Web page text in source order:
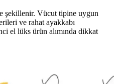
şekillenir. Vücut tipine uygun
ve rahat ayakkabı
el lüks ürün alımında dikkat